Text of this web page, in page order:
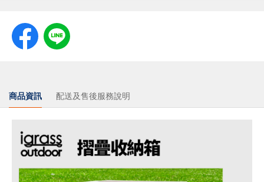
商品資訊 配送及售後服務說明